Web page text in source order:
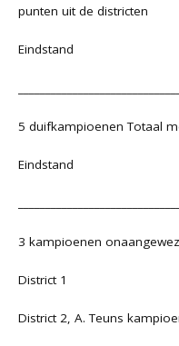
punten uit de districten
Eindstand
5 duifkampioenen Totaal
Eindstand
3 kampioenen
District 1
District 2, A. Teuns